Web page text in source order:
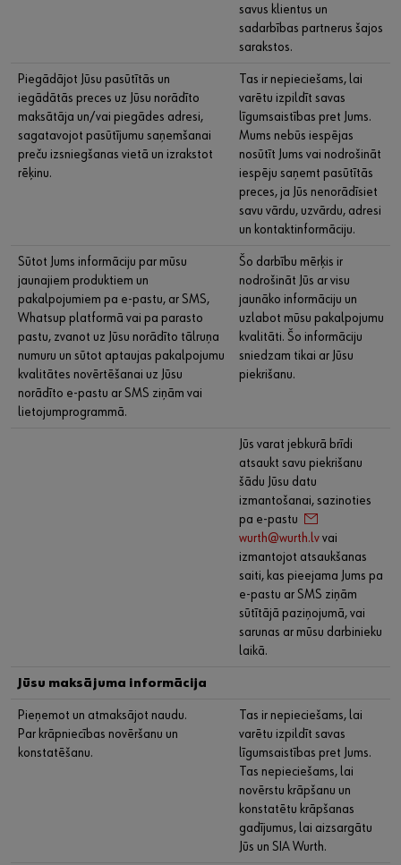
savus klientus un
sadarbības partnerus šajos
sarakstos.
Piegādājot Jūsu pasūtītās un
iegādātās preces uz Jūsu norādīto
maksātāja un/vai piegādes adresi,
sagatavojot pasūtījumu saņemšanai
preču izsniegšanas vietā un izrakstot
rēķinu.
Tas ir nepieciešams, lai
varētu izpildīt savas
līgumsaistības pret Jums.
Mums nebūs iespējas
nosūtīt Jums vai nodrošināt
iespēju saņemt pasūtītās
preces, ja Jūs nenorādīsiet
savu vārdu, uzvārdu, adresi
un kontaktinformāciju.
Sūtot Jums informāciju par mūsu
jaunajiem produktiem un
pakalpojumiem pa e-pastu, ar SMS,
Whatsup platformā vai pa parasto
pastu, zvanot uz Jūsu norādīto tālruņa
numuru un sūtot aptaujas pakalpojumu
kvalitātes novērtēšanai uz Jūsu
norādīto e-pastu ar SMS ziņām vai
lietojumprogrammā.
Šo darbību mērķis ir
nodrošināt Jūs ar visu
jaunāko informāciju un
uzlabot mūsu pakalpojumu
kvalitāti. Šo informāciju
sniedzam tikai ar Jūsu
piekrišanu.
Jūs varat jebkurā brīdi
atsaukt savu piekrišanu
šādu Jūsu datu
izmantošanai, sazinoties
pa e-pastu
wurth@wurth.lvvai
izmantojot atsaukšanas
saiti, kas pieejama Jums pa
e-pastu ar SMS ziņām
sūtītājā paziņojumā, vai
sarunas ar mūsu darbinieku
laikā.
Jūsu maksājuma informācija
Pieņemot un atmaksājot naudu.
Par krāpniecības novēršanu un
konstatēšanu.
Tas ir nepieciešams, lai
varētu izpildīt savas
līgumsaistības pret Jums.
Tas nepieciešams, lai
novērstu krāpšanu un
konstatētu krāpšanas
gadījumus, lai aizsargātu
Jūs un SIA Wurth.